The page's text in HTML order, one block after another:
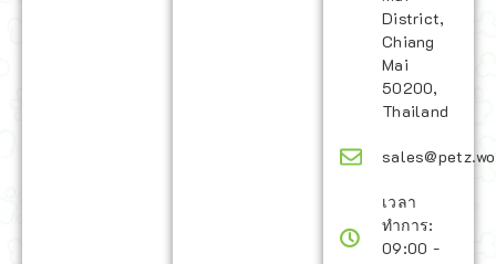
District,
Chiang
Mai
50200,
Thailand
เวลา
ทำการ:
09:00 -